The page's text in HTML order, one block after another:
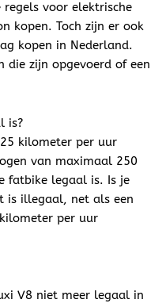
voor elektrische
kopen. Toch zijn er ook
kopen in Nederland.
die zijn opgevoerd of een
is?
kilometer per uur
van maximaal 250
fatbike legaal is. Is je
is illegaal, net als een
per uur
V8 niet meer legaal in